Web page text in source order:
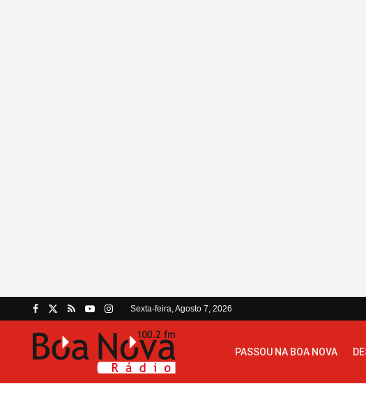
Sexta-feira, Agosto 7, 2026
PASSOU NA BOA NOVA